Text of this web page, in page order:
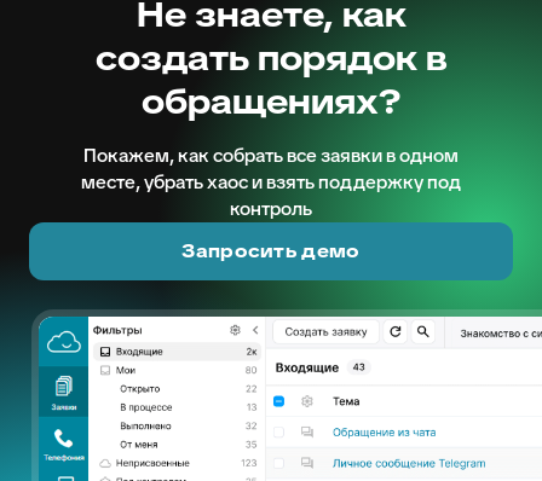
Не знаете, как
создать порядок в
обращениях?
Покажем, как собрать все заявки в одном
месте, убрать хаос и взять поддержку под
контроль
Запросить демо